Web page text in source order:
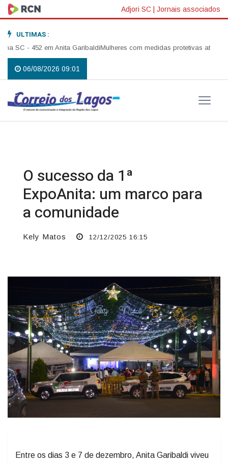
Adjori SC | Jornais associados
ULTIMAS :
- 452 em Anita GaribaldiMulheres com medidas protetivas ativas em
06/08/2026 09:01
O sucesso da 1ª
ExpoAnita: um marco para
a comunidade
Kely Matos 12/12/2025 16:15
Entre os dias 3 e 7 de dezembro, Anita Garibaldi viveu